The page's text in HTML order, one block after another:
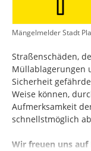
Mängelmelder Stadt
Straßenschäden,
Müllablagerungen
Sicherheit
Weise können,
Aufmerksamkeit
schnellstmöglich
Wir freuen uns